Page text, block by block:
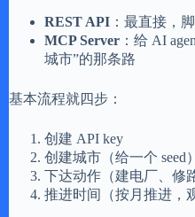
REST API ：最直接，
MCP Server ：给 AI
城市”的那条路
基本流程就四步：
创建 API key
创建城市（给一个 seed）
下达动作（建电厂、修
推进时间（按月推进，